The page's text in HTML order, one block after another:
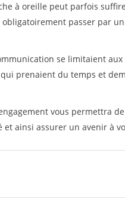
à oreille peut parfois
passer par
se limitaient
prenaient du temps et
vous permettra
ainsi assurer un avenir à